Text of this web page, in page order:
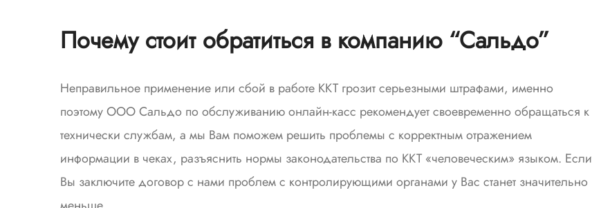
Почему стоит обратиться в компанию “Сальдо”
Неправильное применение или сбой в работе ККТ грозит серьезными штрафами, именно
поэтому ООО Сальдо по обслуживанию онлайн-касс рекомендует своевременно обращаться к
технически службам, а мы Вам поможем решить проблемы с корректным отражением
информации в чеках, разъяснить нормы законодательства по ККТ «человеческим» языком. Если
Вы заключите договор с нами проблем с контролирующими органами у Вас станет значительно